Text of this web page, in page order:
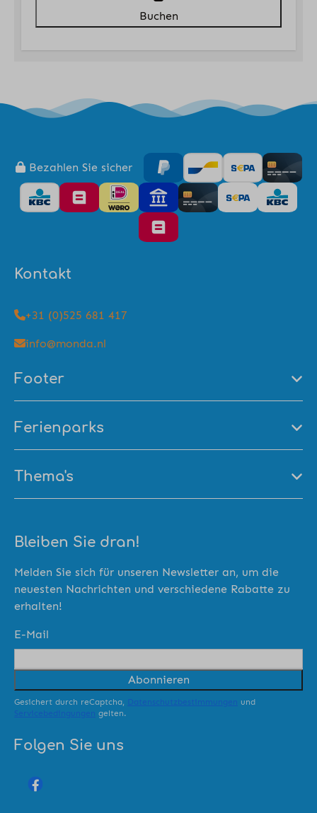
Buchen
Bezahlen Sie sicher
Kontakt
+31 (0)525 681 417
info@monda.nl
Footer
Ferienparks
Thema's
Bleiben Sie dran!
Melden Sie sich für unseren Newsletter an, um die
neuesten Nachrichten und verschiedene Rabatte zu
erhalten!
E-Mail
Abonnieren
Gesichert durch reCaptcha, Datenschutzbestimmungen und
Servicebedingungen gelten.
Folgen Sie uns